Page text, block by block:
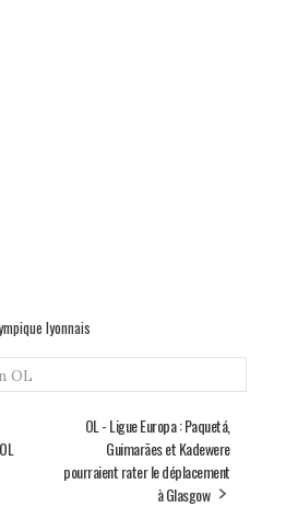
lyonnais
OL
OL - Ligue Europa : Paquetá,
Guimarães et Kadewere
pourraient rater le déplacement
à Glasgow